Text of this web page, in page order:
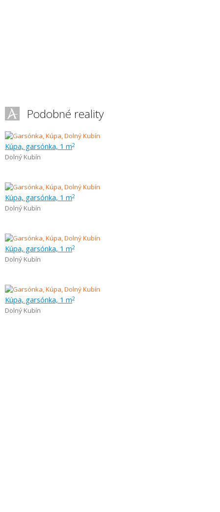
Podobné reality
Kúpa, garsónka, 1 m2
Dolný Kubín
Kúpa, garsónka, 1 m2
Dolný Kubín
Kúpa, garsónka, 1 m2
Dolný Kubín
Kúpa, garsónka, 1 m2
Dolný Kubín